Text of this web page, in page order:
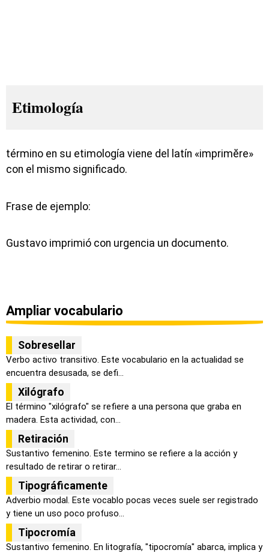
Etimología
término en su etimología viene del latín «imprimĕre»
con el mismo significado.
Frase de ejemplo:
Gustavo imprimió con urgencia un documento.
Ampliar vocabulario
Sobresellar
Verbo activo transitivo. Este vocabulario en la actualidad se
encuentra desusada, se defi...
Xilógrafo
El término "xilógrafo" se refiere a una persona que graba en
madera. Esta actividad, con...
Retiración
Sustantivo femenino. Este termino se refiere a la acción y
resultado de retirar o retirar...
Tipográficamente
Adverbio modal. Este vocablo pocas veces suele ser registrado
y tiene un uso poco profuso...
Tipocromía
Sustantivo femenino. En litografía, "tipocromía" abarca, implica y